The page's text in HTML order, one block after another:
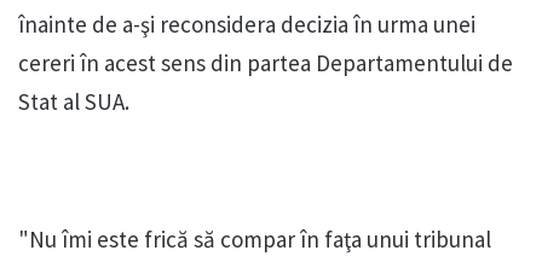
înainte de a-şi reconsidera decizia în urma unei
cereri în acest sens din partea Departamentului de
Stat al SUA.
"Nu îmi este frică să compar în faţa unui tribunal